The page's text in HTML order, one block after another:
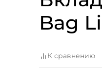
Bag
К сравнению